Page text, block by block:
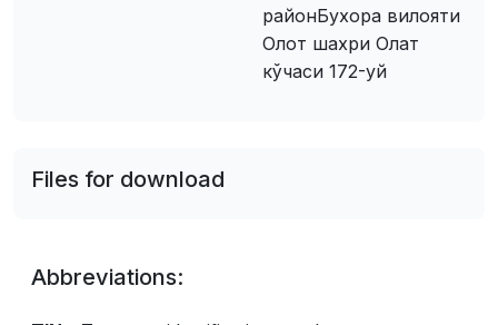
районБухора вилояти
Олот шахри Олат
кўчаси 172-уй
Files for download
Abbreviations: